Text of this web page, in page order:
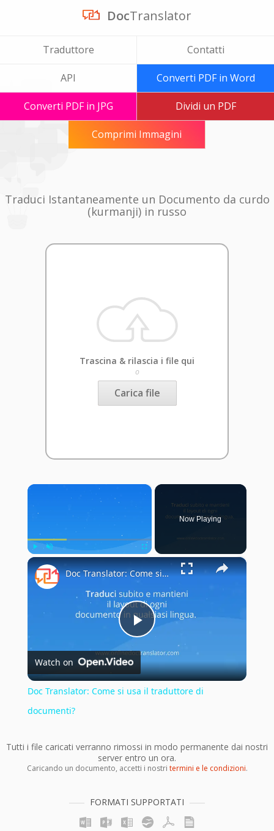
DocTranslator
Traduttore Contatti
API Converti PDF in Word
Converti PDF in JPG Dividi un PDF
Comprimi Immagini
Traduci Istantaneamente un Documento da curdo
(kurmanji) in russo
Trascina & rilascia i file qui
o
Carica file
×
Play Unmute Fullscreen
Now Playing
×
Play
Video
Doc Translator: Come si usa il traduttore di documenti?
Watch on
Doc Translator: Come si usa il traduttore di
documenti?
Tutti i file caricati verranno rimossi in modo permanente dai nostri
server entro un ora.
Caricando un documento, accetti i nostri termini e le condizioni.
FORMATI SUPPORTATI